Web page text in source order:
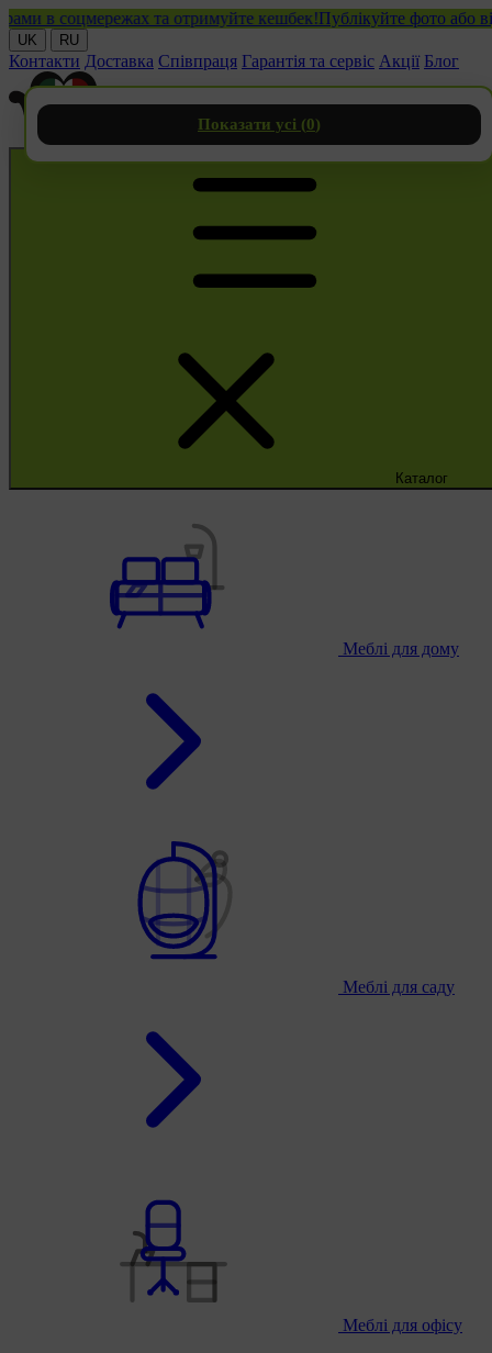
соцмережах та отримуйте кешбек!Публікуйте фото або відео
UK RU
Контакти Доставка Співпраця Гарантія та сервіс Акції Блог
Каталог
Меблі для дому
Меблі для саду
Меблі для офісу
Показати усі (0)